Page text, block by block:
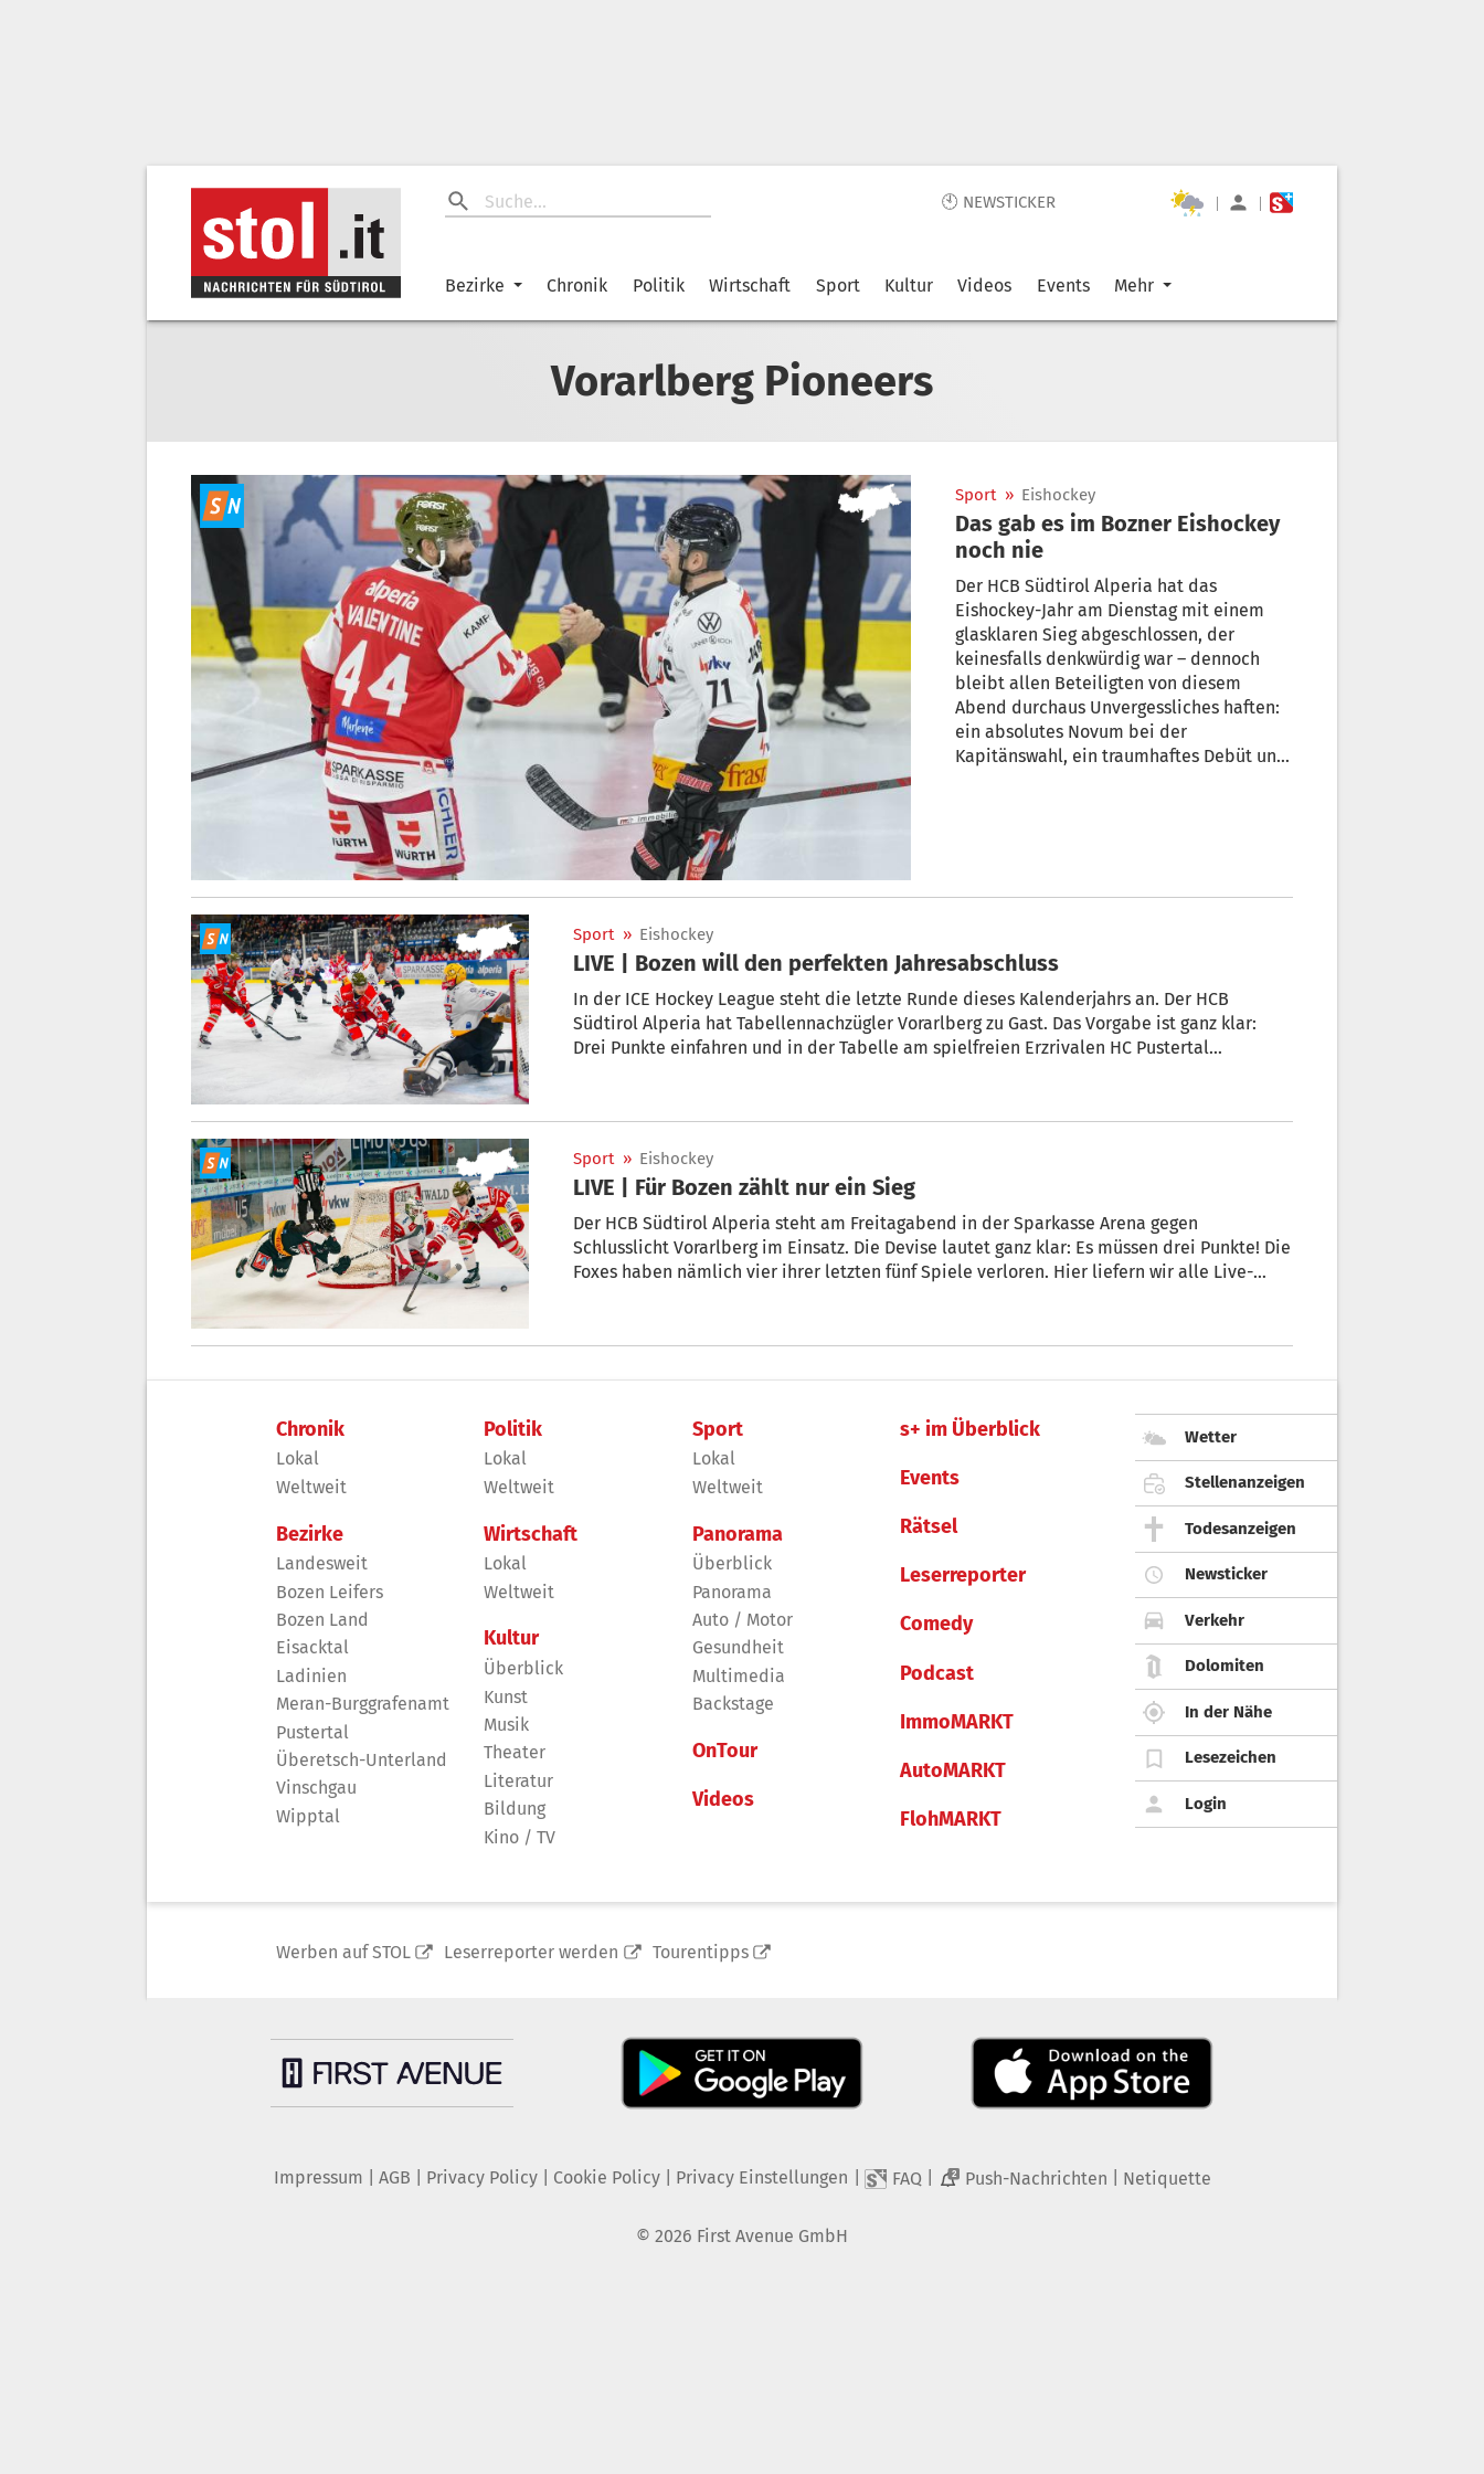
🕙 NEWSTICKER | |
Bezirke Chronik Politik Wirtschaft Sport Kultur Videos Events Mehr
Vorarlberg Pioneers
Sport » Eishockey
Das gab es im Bozner Eishockey
noch nie
Der HCB Südtirol Alperia hat das
Eishockey-Jahr am Dienstag mit einem
glasklaren Sieg abgeschlossen, der
keinesfalls denkwürdig war – dennoch
bleibt allen Beteiligten von diesem
Abend durchaus Unvergessliches haften:
ein absolutes Novum bei der
Kapitänswahl, ein traumhaftes Debüt und
Sport » Eishockey
LIVE | Bozen will den perfekten Jahresabschluss
In der ICE Hockey League steht die letzte Runde dieses Kalenderjahrs an. Der HCB
Südtirol Alperia hat Tabellennachzügler Vorarlberg zu Gast. Das Vorgabe ist ganz klar:
Drei Punkte einfahren und in der Tabelle am spielfreien Erzrivalen HC Pustertal
Sport » Eishockey
LIVE | Für Bozen zählt nur ein Sieg
Der HCB Südtirol Alperia steht am Freitagabend in der Sparkasse Arena gegen
Schlusslicht Vorarlberg im Einsatz. Die Devise lautet ganz klar: Es müssen drei Punkte! Die
Foxes haben nämlich vier ihrer letzten fünf Spiele verloren. Hier liefern wir alle Live-
Chronik
Lokal
Weltweit
Bezirke
Landesweit
Bozen Leifers
Bozen Land
Eisacktal
Ladinien
Meran-Burggrafenamt
Pustertal
Überetsch-Unterland
Vinschgau
Wipptal
Politik
Lokal
Weltweit
Wirtschaft
Lokal
Weltweit
Kultur
Überblick
Kunst
Musik
Theater
Literatur
Bildung
Kino / TV
Sport
Lokal
Weltweit
Panorama
Überblick
Panorama
Auto / Motor
Gesundheit
Multimedia
Backstage
OnTour
Videos
s+ im Überblick
Events
Rätsel
Leserreporter
Comedy
Podcast
ImmoMARKT
AutoMARKT
FlohMARKT
Wetter
Stellenanzeigen
Todesanzeigen
Newsticker
Verkehr
Dolomiten
In der Nähe
Lesezeichen
Login
Werben auf STOL Leserreporter werden Tourentipps
Impressum AGB Privacy Policy| Cookie Policy| Privacy Einstellungen FAQ 2 Push-Nachrichten Netiquette
© 2026 First Avenue GmbH